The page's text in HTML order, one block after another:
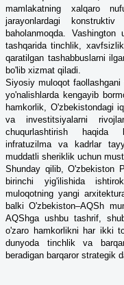
mamlakatning xalqaro
jarayonlardagi
baholanmoqda.
tashqarida tinchlik,
qaratilgan tashabbuslarni
bo'lib xizmat qiladi.
Siyosiy muloqot
yo'nalishlarda kengayib
hamkorlik, O'zbekistondagi
va investitsiyalarni
chuqurlashtirish haqida
infratuzilma va kadrlar
muddatli sheriklik uchun
Shunday qilib, O'zbekiston
birinchi yig'ilishida
muloqotning yangi
balki O'zbekiston–AQSh
AQShga ushbu tashrif,
o'zaro hamkorlikni har ikki
dunyoda tinchlik va
beradigan barqaror strategik